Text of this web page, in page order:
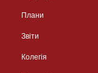
Плани
Звіти
Колегія